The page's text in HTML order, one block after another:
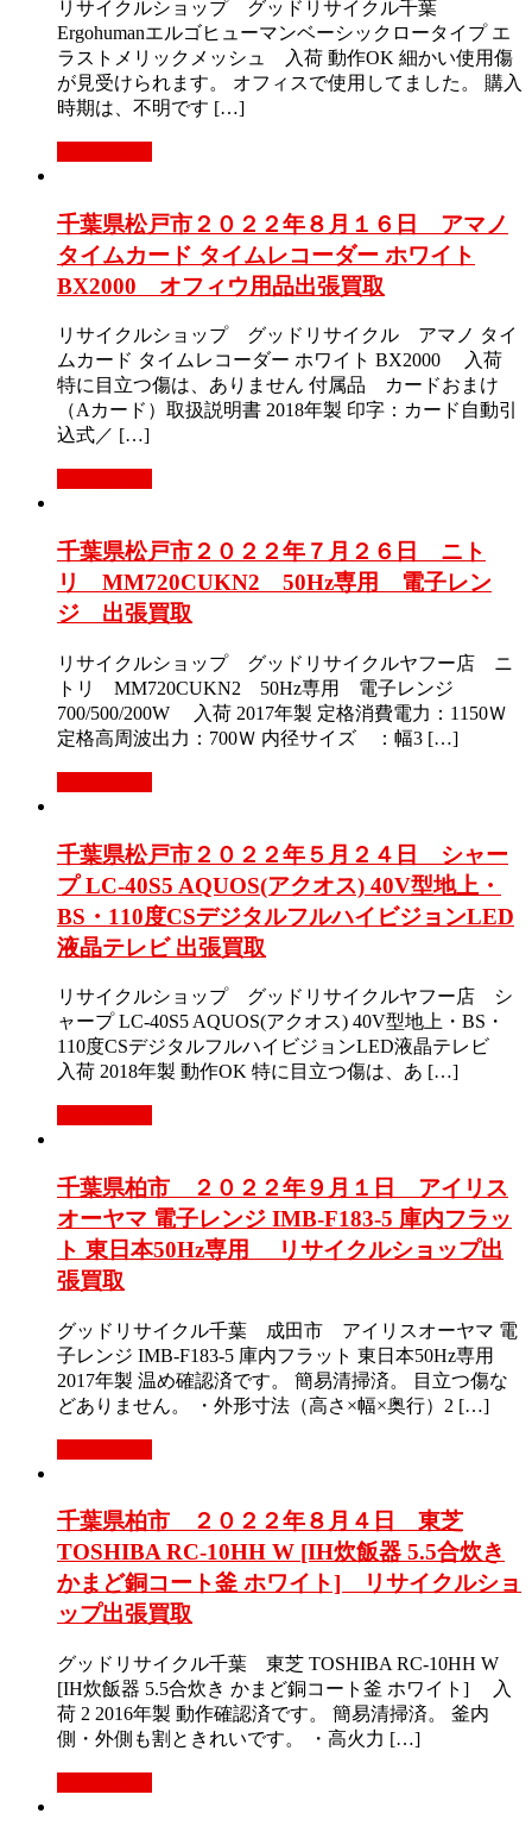
リサイクルショップ グッドリサイクル千葉
Ergohumanエルゴヒューマンベーシックロータイプ エ
ラストメリックメッシュ 入荷 動作OK 細かい使用傷
が見受けられます。 オフィスで使用してました。 購入
時期は、不明です […]
千葉県松戸市２０２２年８月１６日 アマノ
タイムカード タイムレコーダー ホワイト
BX2000 オフィウ用品出張買取
リサイクルショップ グッドリサイクル アマノ タイ
ムカード タイムレコーダー ホワイト BX2000 入荷
特に目立つ傷は、ありません 付属品 カードおまけ
（Aカード）取扱説明書 2018年製 印字：カード自動引
込式／ […]
千葉県松戸市２０２２年７月２６日 ニト
リ MM720CUKN2 50Hz専用 電子レン
ジ 出張買取
リサイクルショップ グッドリサイクルヤフー店 ニ
トリ MM720CUKN2 50Hz専用 電子レンジ
700/500/200W 入荷 2017年製 定格消費電力：1150Ｗ
定格高周波出力：700Ｗ 内径サイズ ：幅3 […]
千葉県松戸市２０２２年５月２４日 シャー
プ LC-40S5 AQUOS(アクオス) 40V型地上・
BS・110度CSデジタルフルハイビジョンLED
液晶テレビ 出張買取
リサイクルショップ グッドリサイクルヤフー店 シ
ャープ LC-40S5 AQUOS(アクオス) 40V型地上・BS・
110度CSデジタルフルハイビジョンLED液晶テレビ
入荷 2018年製 動作OK 特に目立つ傷は、あ […]
千葉県柏市 ２０２２年９月１日 アイリス
オーヤマ 電子レンジ IMB-F183-5 庫内フラッ
ト 東日本50Hz専用 リサイクルショップ出
張買取
グッドリサイクル千葉 成田市 アイリスオーヤマ 電
子レンジ IMB-F183-5 庫内フラット 東日本50Hz専用
2017年製 温め確認済です。 簡易清掃済。 目立つ傷な
どありません。 ・外形寸法（高さ×幅×奥行）2 […]
千葉県柏市 ２０２２年８月４日 東芝
TOSHIBA RC-10HH W [IH炊飯器 5.5合炊き
かまど銅コート釜 ホワイト] リサイクルショ
ップ出張買取
グッドリサイクル千葉 東芝 TOSHIBA RC-10HH W
[IH炊飯器 5.5合炊き かまど銅コート釜 ホワイト] 入
荷 2 2016年製 動作確認済です。 簡易清掃済。 釜内
側・外側も割ときれいです。 ・高火力 […]